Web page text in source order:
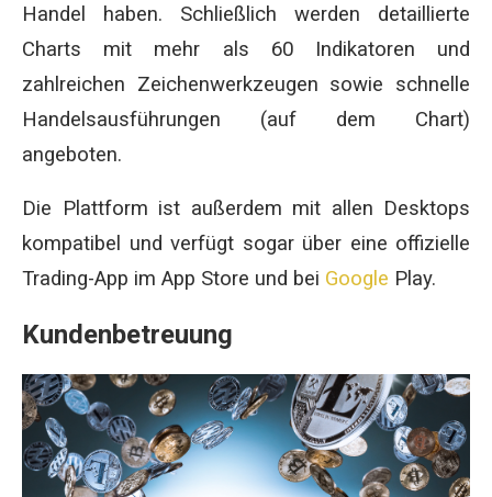
Handel haben. Schließlich werden detaillierte
Charts mit mehr als 60 Indikatoren und
zahlreichen Zeichenwerkzeugen sowie schnelle
Handelsausführungen (auf dem Chart)
angeboten.
Die Plattform ist außerdem mit allen Desktops
kompatibel und verfügt sogar über eine offizielle
Trading-App im App Store und bei Google Play.
Kundenbetreuung